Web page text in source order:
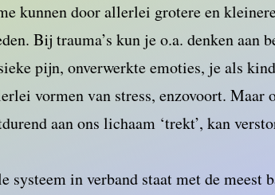
kunnen door allerlei grotere en
Bij trauma’s kun je o.a. denken aan
pijn, onverwerkte emoties, je als
vormen van stress, enzovoort. Maar
aan ons lichaam ‘trekt’, kan
systeem in verband staat met de meest